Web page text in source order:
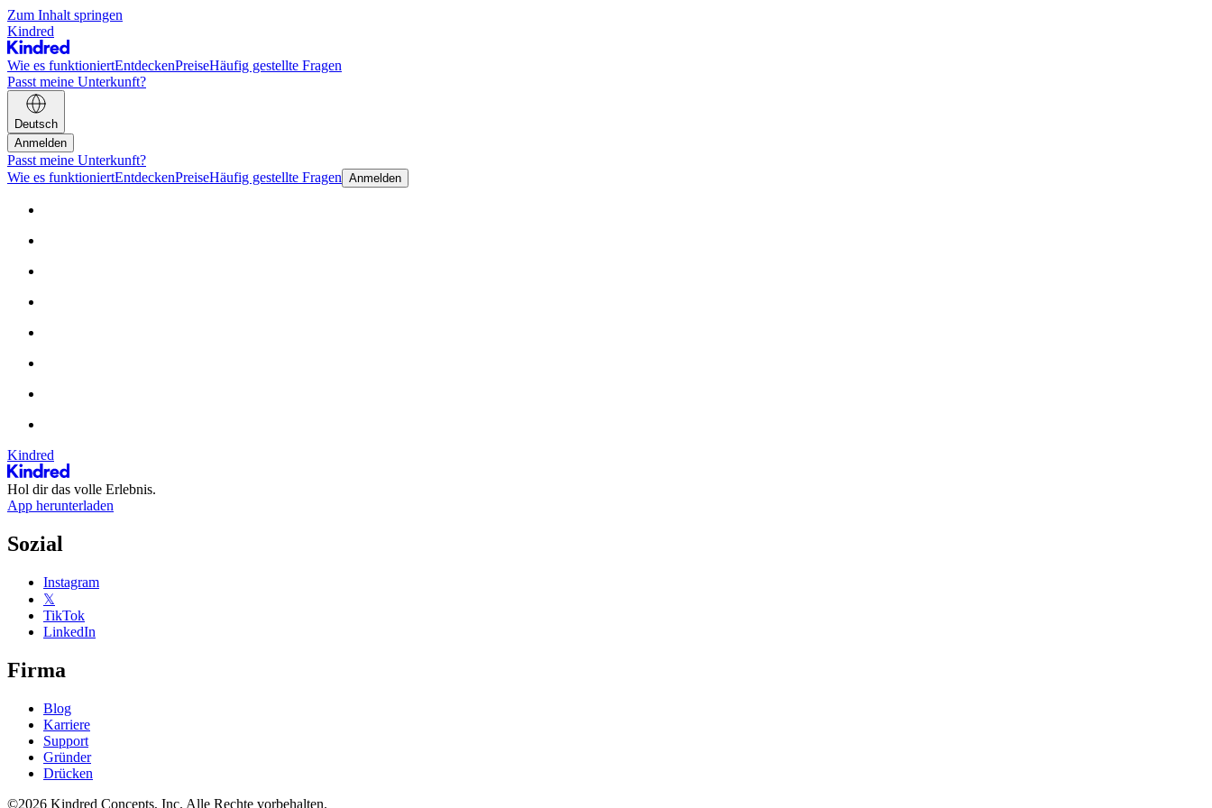
Zum Inhalt springen
Kindred
Wie es funktioniertEntdeckenPreiseHäufig gestellte Fragen
Passt meine Unterkunft?
Deutsch
Anmelden
Passt meine Unterkunft?
Wie es funktioniertEntdeckenPreiseHäufig gestellte Fragen Anmelden
Kindred
Hol dir das volle Erlebnis.
App herunterladen
Sozial
Instagram
𝕏
TikTok
LinkedIn
Firma
Blog
Karriere
Support
Gründer
Drücken
©2026 Kindred Concepts, Inc. Alle Rechte vorbehalten.